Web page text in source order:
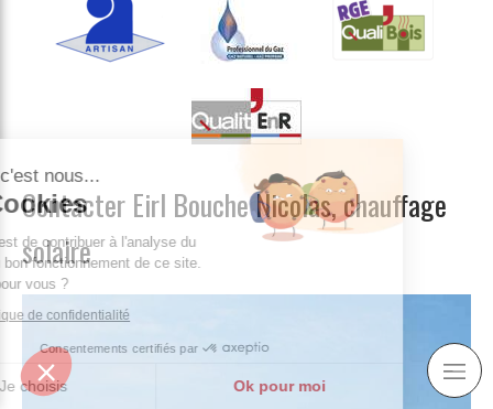
Contacter Eirl Bouche Nicolas, chauffage
solaire
c'est nous...
Cookies
rôle est de contribuer à l'analyse du
et au bon fonctionnement de ce site.
OK pour vous ?
la politique de confidentialité
Consentements certifiés par
Je choisis Ok pour moi